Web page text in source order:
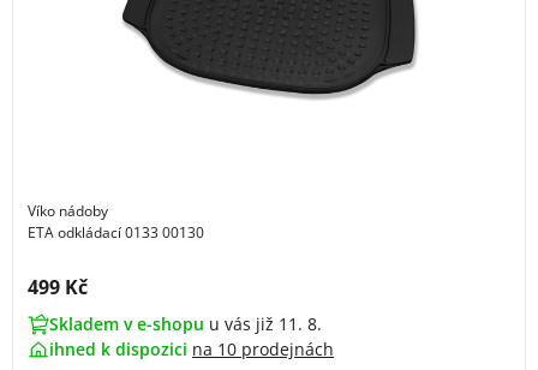
Víko nádoby
ETA odkládací 0133 00130
Cena s DPH:
499 Kč
Skladem v e-shopu u vás již 11. 8.
ihned k dispozici na 10 prodejnách